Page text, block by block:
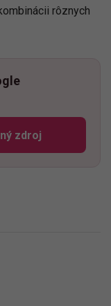
rôznych
zdroj
odkaz sa otvorí v